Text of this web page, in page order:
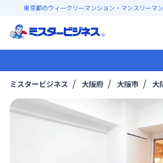
東京都のウィークリーマンション・マンスリーマ
ミスタービジネス 大阪府 大阪市 大